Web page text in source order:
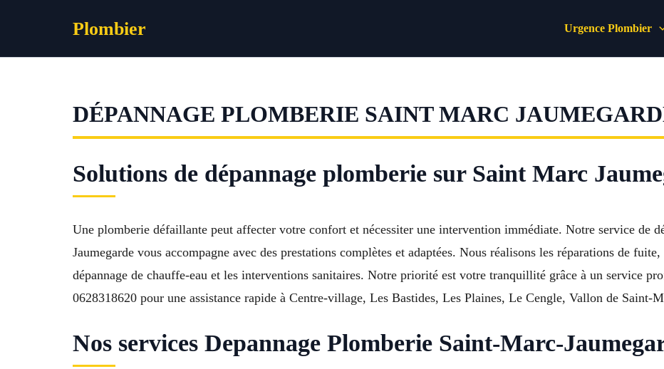
Plombier Urgence Plombier
DÉPANNAGE PLOMBERIE SAINT MARC
Solutions de dépannage plomberie sur Saint Marc
Une plomberie défaillante peut affecter votre confort et nécessiter une intervention immédiate. Notre service de
Jaumegarde vous accompagne avec des prestations complètes et adaptées. Nous réalisons les réparations de
dépannage de chauffe-eau et les interventions sanitaires. Notre priorité est votre tranquillité grâce à un service
0628318620 pour une assistance rapide à Centre-village, Les Bastides, Les Plaines, Le Cengle, Vallon de Saint-
Nos services Depannage Plomberie Saint-Marc-